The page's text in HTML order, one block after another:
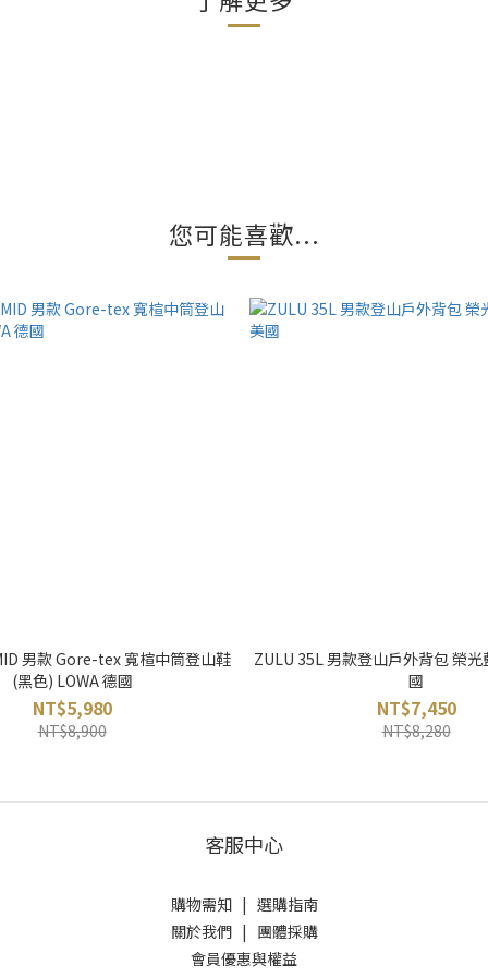
您可能喜歡...
男款 Gore-tex 寬楦中筒登山鞋
(黑色) LOWA 德國
NT$5,980
NT$8,900
ZULU 35L 男款登山戶外背包 榮
國
NT$7,450
NT$8,280
客服中心
購物需知| 選購指南
關於我們| 團體採購
會員優惠與權益